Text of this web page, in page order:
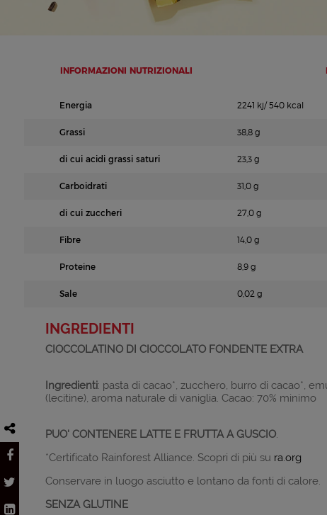
INFORMAZIONI NUTRIZIONALI
Energia 2241 kj/ 540 kcal
Grassi 38,8 g
di cui acidi grassi saturi 23,3 g
Carboidrati 31,0 g
di cui zuccheri 27,0 g
Fibre 14,0 g
Proteine 8,9 g
Sale 0,02 g
INGREDIENTI
CIOCCOLATINO DI CIOCCOLATO FONDENTE EXTRA
Ingredienti: pasta di cacao*, zucchero, burro di cacao*,
(lecitine), aroma naturale di vaniglia. Cacao: 70% minimo
PUO' CONTENERE LATTE E FRUTTA A GUSCIO.
*Certificato Rainforest Alliance. Scopri di più su ra.org
Conservare in luogo asciutto e lontano da fonti di calore.
SENZA GLUTINE